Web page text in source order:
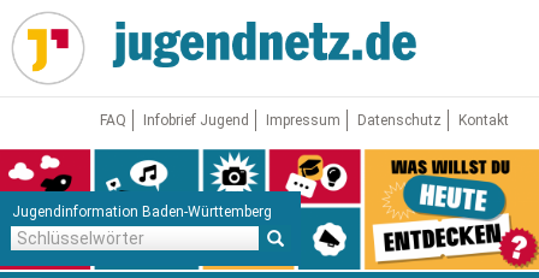
Direkt
zum
Inhalt
FAQ Infobrief Jugend Impressum Datenschutz Kontakt
Jugendinformation Baden-Württemberg